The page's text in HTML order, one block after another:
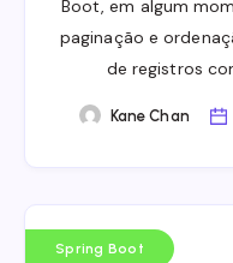
Boot, em algum
paginação e
de registros
Kane Chan
Spring Boot